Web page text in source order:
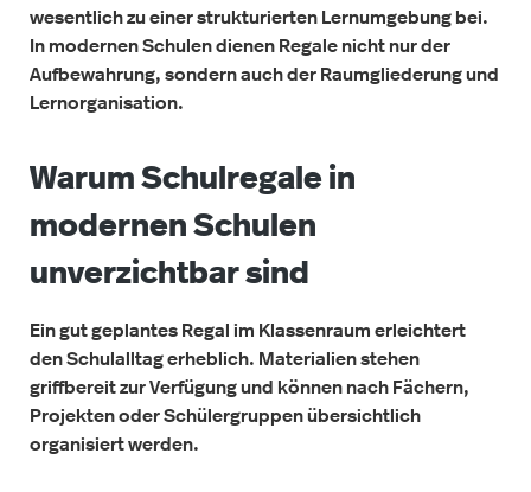
wesentlich zu einer strukturierten Lernumgebung bei.
In modernen Schulen dienen Regale nicht nur der
Aufbewahrung, sondern auch der Raumgliederung und
Lernorganisation.
Warum Schulregale in
modernen Schulen
unverzichtbar sind
Ein gut geplantes Regal im Klassenraum erleichtert
den Schulalltag erheblich. Materialien stehen
griffbereit zur Verfügung und können nach Fächern,
Projekten oder Schülergruppen übersichtlich
organisiert werden.